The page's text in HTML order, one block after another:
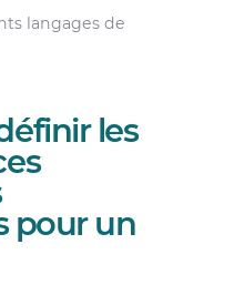
langages de
les
pour un